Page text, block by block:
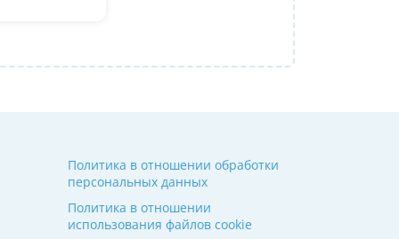
Политика в отношении обработки
персональных данных
Политика в отношении
использования файлов cookie